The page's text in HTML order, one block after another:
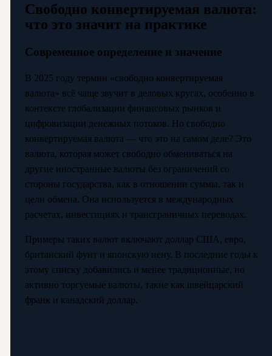
Свободно конвертируемая валюта:
что это значит на практике
Современное определение и значение
В 2025 году термин «свободно конвертируемая
валюта» всё чаще звучит в деловых кругах, особенно в
контексте глобализации финансовых рынков и
цифровизации денежных потоков. Но свободно
конвертируемая валюта — что это на самом деле? Это
валюта, которая может свободно обмениваться на
другие иностранные валюты без ограничений со
стороны государства, как в отношении суммы, так и
цели обмена. Она используется в международных
расчетах, инвестициях и трансграничных переводах.
Примеры таких валют включают доллар США, евро,
британский фунт и японскую иену. В последние годы к
этому списку добавились и менее традиционные, но
активно торгуемые валюты, такие как швейцарский
франк и канадский доллар.